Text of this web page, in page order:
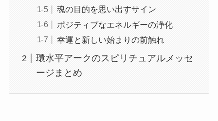
魂の目的を思い出すサイン
ポジティブなエネルギーの浄化
幸運と新しい始まりの前触れ
環水平アークのスピリチュアルメッセ
ージまとめ